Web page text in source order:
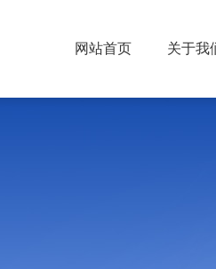
网站首页 关于我